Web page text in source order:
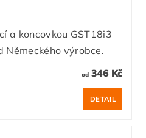
a koncovkou GST18i3
Německého výrobce.
od346 Kč
DETAIL